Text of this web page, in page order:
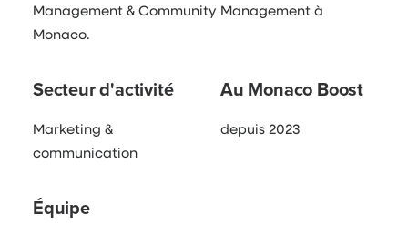
Management & Community Management à
Monaco.
Secteur d'activité
Marketing &
communication
Au Monaco Boost
depuis 2023
Équipe